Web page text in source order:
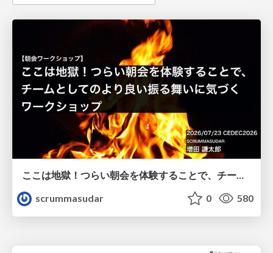
ここは地獄！つらい朝会を体験することで、チームとしてのより良い振る舞いに気づくワークショップ / The stand-up meeting from hell in the game industry
scrummasudar
0 580